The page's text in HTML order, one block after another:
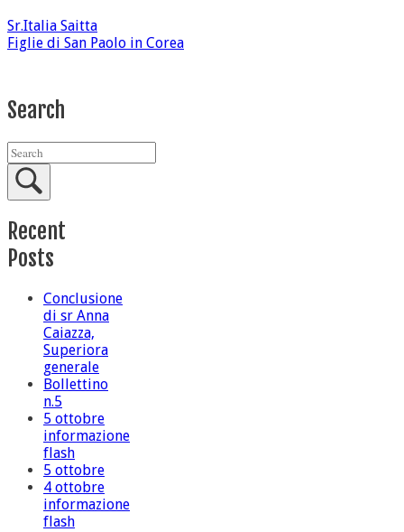
Sr.Italia Saitta
Figlie di San Paolo in Corea
Search
Recent
Posts
Conclusione
di sr Anna
Caiazza,
Superiora
generale
Bollettino
n.5
5 ottobre
informazione
flash
5 ottobre
4 ottobre
informazione
flash